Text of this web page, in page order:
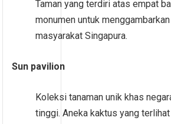
Taman yang terdiri atas empat
monumen untuk
masyarakat Singapura.
Sun pavilion
Koleksi tanaman unik khas
tinggi. Aneka kaktus yang